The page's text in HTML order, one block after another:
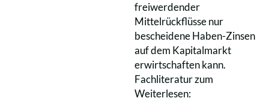
freiwerdender
Mittelrückflüsse nur
bescheidene Haben-Zinsen
auf dem Kapitalmarkt
erwirtschaften kann.
Fachliteratur zum
Weiterlesen: